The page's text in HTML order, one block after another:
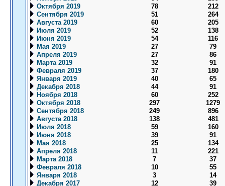
Октября 2019
78
212
Сентября 2019
51
264
Августа 2019
60
205
Июля 2019
52
138
Июня 2019
54
116
Мая 2019
27
79
Апреля 2019
27
86
Марта 2019
32
91
Февраля 2019
37
180
Января 2019
40
65
Декабря 2018
44
91
Ноября 2018
60
252
Октября 2018
297
1279
Сентября 2018
249
896
Августа 2018
138
481
Июля 2018
59
160
Июня 2018
39
91
Мая 2018
25
134
Апреля 2018
11
221
Марта 2018
7
37
Февраля 2018
10
55
Января 2018
3
14
Декабря 2017
12
39